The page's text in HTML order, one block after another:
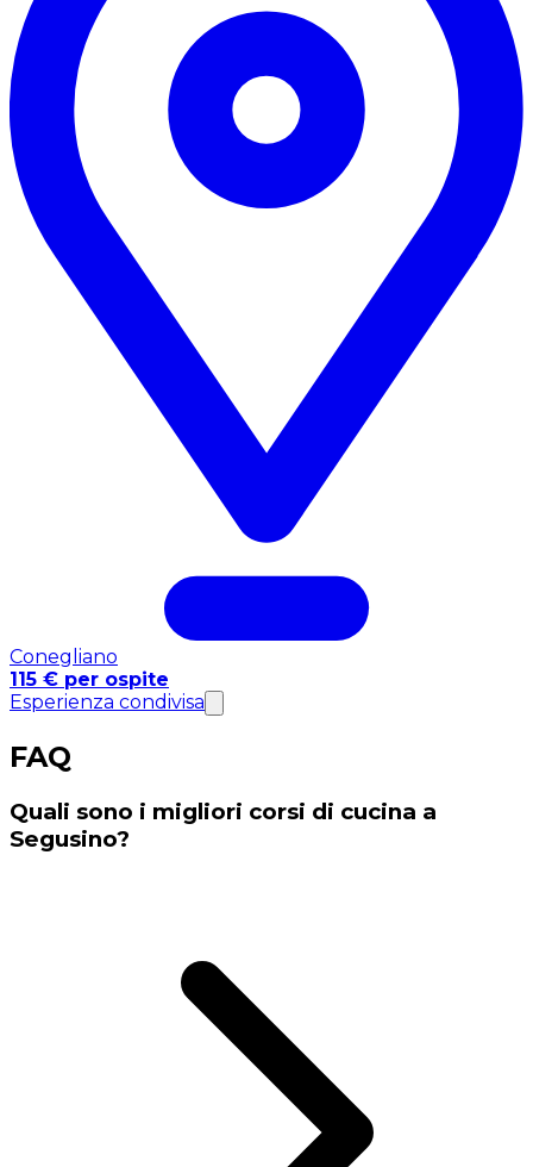
Conegliano
115 € per ospite
Esperienza condivisa
FAQ
Quali sono i migliori corsi di cucina a
Segusino?